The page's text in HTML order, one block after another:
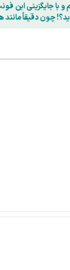
با جایگزینی این
چون دقیقاً